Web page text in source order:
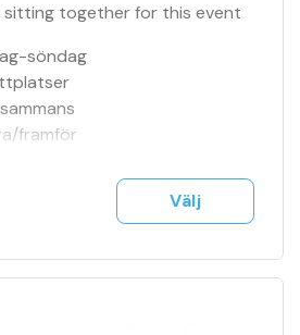
together for this event
söndag
framför
tävling ingår
Välj